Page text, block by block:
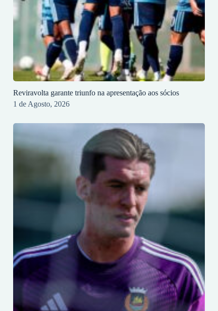
Reviravolta garante triunfo na apresentação aos sócios
1 de Agosto, 2026